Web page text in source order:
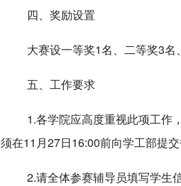
四、奖励设置
大赛设一等奖1名、二等奖3名
五、工作要求
1.各学院应高度重视此项工作
须在11月27日16:00前向学工部提交
2.请全体参赛辅导员填写学生